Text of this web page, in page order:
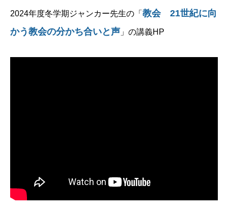
2024年度冬学期ジャンカー先生の「 教会 21世紀に向
かう教会の分かち合いと声 」の講義HP